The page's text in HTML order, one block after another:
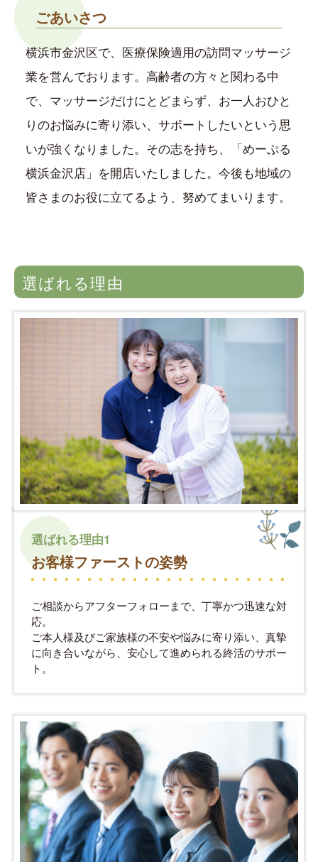
ごあいさつ
横浜市金沢区で、医療保険適用の訪問マッサージ
業を営んでおります。高齢者の方々と関わる中
で、マッサージだけにとどまらず、お一人おひと
りのお悩みに寄り添い、サポートしたいという思
いが強くなりました。その志を持ち、「めーぷる
横浜金沢店」を開店いたしました。今後も地域の
皆さまのお役に立てるよう、努めてまいります。
選ばれる理由
選ばれる理由1
お客様ファーストの姿勢
ご相談からアフターフォローまで、丁寧かつ迅速な対
応。
ご本人様及びご家族様の不安や悩みに寄り添い、真摯
に向き合いながら、安心して進められる終活のサポー
ト。